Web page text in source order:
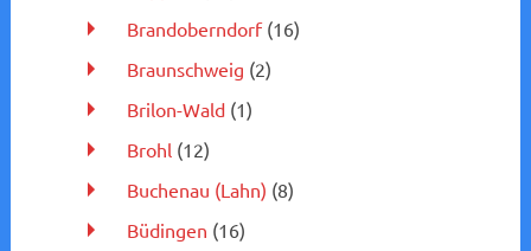
Brandoberndorf(16)
Braunschweig (2)
Brilon-Wald(1)
Brohl (12)
Buchenau (Lahn) (8)
Büdingen (16)